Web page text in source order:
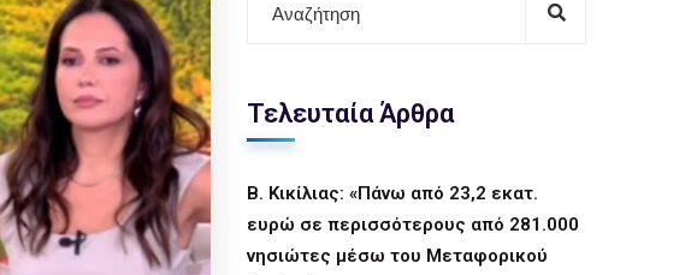
Τελευταία Άρθρα
Β. Κικίλιας: «Πάνω από 23,2 εκατ.
ευρώ σε περισσότερους από 281.000
νησιώτες μέσω του Μεταφορικού